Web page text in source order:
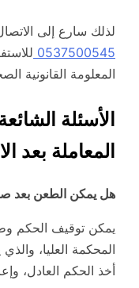
لذلك سارع إلى
0537500545
المعلومة القانونية
الأسئلة
المعاملة بعد
هل يمكن الطعن بعد
يمكن توقيف الحكم
المحكمة العليا،
أخذ الحكم العادل،